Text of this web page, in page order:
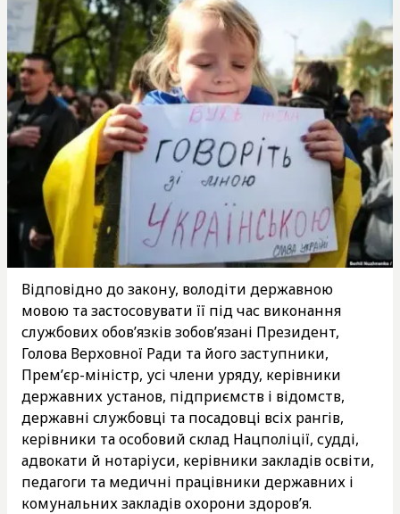
Відповідно до закону, володіти державною
мовою та застосовувати її під час виконання
службових обов’язків зобов’язані Президент,
Голова Верховної Ради та його заступники,
Прем’єр-міністр, усі члени уряду, керівники
державних установ, підприємств і відомств,
державні службовці та посадовці всіх рангів,
керівники та особовий склад Нацполіції, судді,
адвокати й нотаріуси, керівники закладів освіти,
педагоги та медичні працівники державних і
комунальних закладів охорони здоров’я.